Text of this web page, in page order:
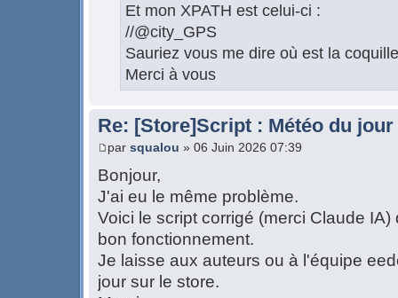
Et mon XPATH est celui-ci :
//@city_GPS
Sauriez vous me dire où est la
Merci à vous
Re: [Store]Script : Météo du jour
par squalou » 06 Juin 2026 07:39
Bonjour,
J'ai eu le même problème.
Voici le script corrigé (merci Claude
bon fonctionnement.
Je laisse aux auteurs ou à l'équipe
jour sur le store.